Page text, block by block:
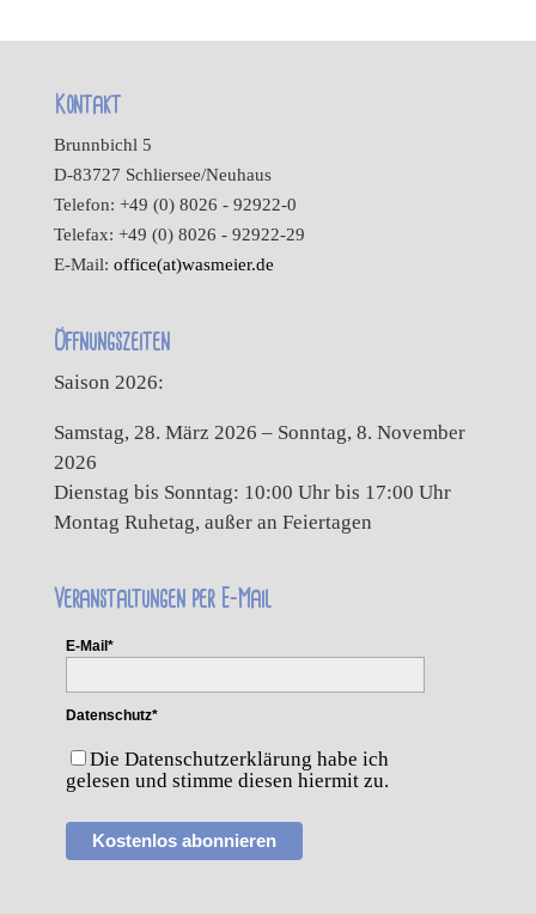
Kontakt
Brunnbichl 5
D-83727 Schliersee/Neuhaus
Telefon: +49 (0) 8026 - 92922-0
Telefax: +49 (0) 8026 - 92922-29
E-Mail: office(at)wasmeier.de
Öffnungszeiten
Saison 2026:
Samstag, 28. März 2026 – Sonntag, 8. November
2026
Dienstag bis Sonntag: 10:00 Uhr bis 17:00 Uhr
Montag Ruhetag, außer an Feiertagen
Veranstaltungen per E-Mail
E-Mail*
Datenschutz*
Die Datenschutzerklärung habe ich
gelesen und stimme diesen hiermit zu.
Kostenlos abonnieren